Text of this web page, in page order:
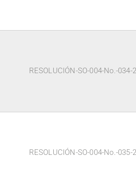
RESOLUCIÓN-SO-004-No.-034-
RESOLUCIÓN-SO-004-No.-035-